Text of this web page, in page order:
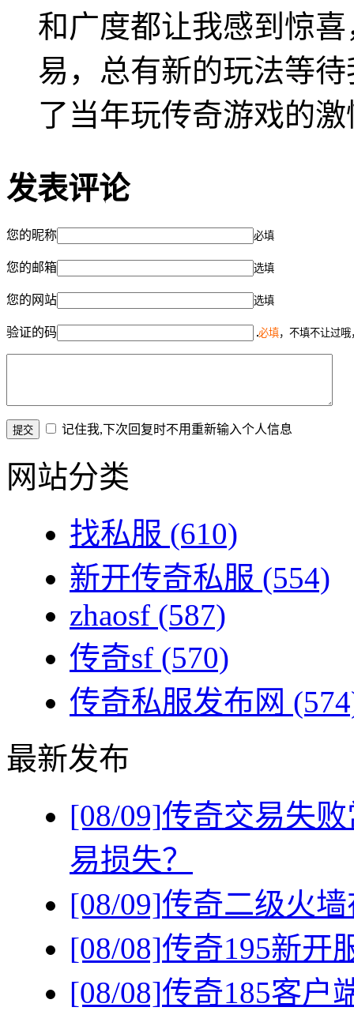
和广度都让我感到惊
易，总有新的玩法等
了当年玩传奇游戏的
发表评论
您的昵称 必填
您的邮箱 选填
您的网站 选填
验证的码 必填，不填不让过
记住我,下次回复时不用重新输入个人信息
网站分类
找私服 (610)
新开传奇私服 (554)
zhaosf (587)
传奇sf (570)
传奇私服发布网
最新发布
[08/09]传奇交易失
易损失？
[08/09]传奇二级火
[08/08]传奇195新开
[08/08]传奇185客户